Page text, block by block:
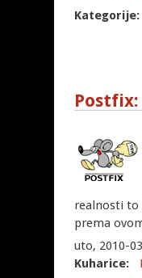
Kategorije:
realnosti to
prema
uto, 2010-
Kuharice: